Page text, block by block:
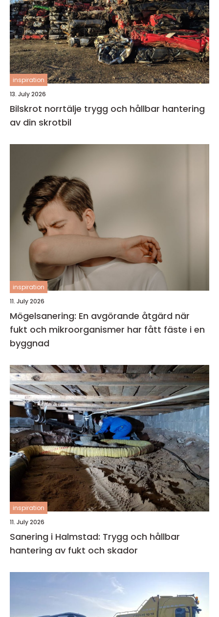
inspiration
13. July 2026
Bilskrot norrtälje trygg och hållbar hantering
av din skrotbil
inspiration
11. July 2026
Mögelsanering: En avgörande åtgärd när
fukt och mikroorganismer har fått fäste i en
byggnad
inspiration
11. July 2026
Sanering i Halmstad: Trygg och hållbar
hantering av fukt och skador